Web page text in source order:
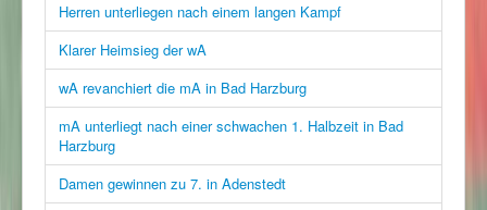
Herren unterliegen nach einem langen Kampf
Klarer Heimsieg der wA
wA revanchiert die mA in Bad Harzburg
mA unterliegt nach einer schwachen 1. Halbzeit in Bad
Harzburg
Damen gewinnen zu 7. in Adenstedt